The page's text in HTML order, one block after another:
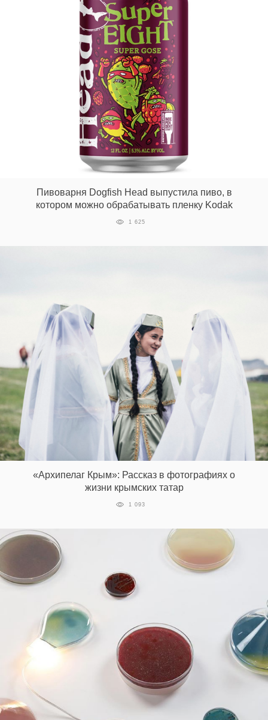
Пивоварня Dogfish Head выпустила пиво, в
котором можно обрабатывать пленку Kodak
1 625
«Архипелаг Крым»: Рассказ в фотографиях о
жизни крымских татар
1 093